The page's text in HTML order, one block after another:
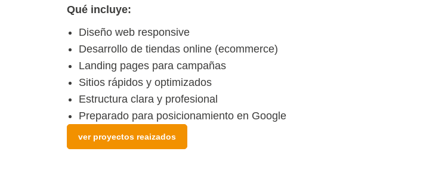
Qué incluye:
Diseño web responsive
Desarrollo de tiendas online (ecommerce)
Landing pages para campañas
Sitios rápidos y optimizados
Estructura clara y profesional
Preparado para posicionamiento en Google
ver proyectos reaizados